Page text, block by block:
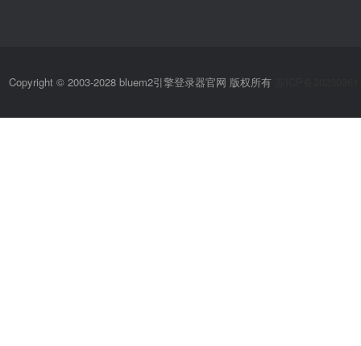
Copyright © 2003-2028 bluem2引擎登录器官网 版权所有